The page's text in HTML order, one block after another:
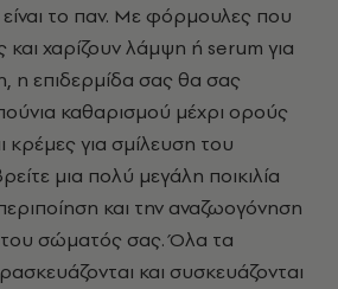
το παν. Με φόρμουλες που
και χαρίζουν λάμψη ή serum για
η επιδερμίδα σας θα σας
καθαρισμού μέχρι ορούς
κρέμες για σμίλευση του
μια πολύ μεγάλη ποικιλία
και την αναζωογόνηση
σώματός σας. Όλα τα
και συσκευάζονται